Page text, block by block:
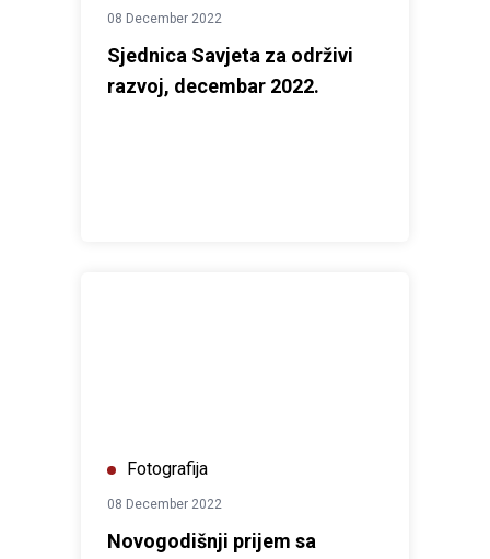
08 December 2022
Sjednica Savjeta za održivi
razvoj, decembar 2022.
Fotografija
08 December 2022
Novogodišnji prijem sa